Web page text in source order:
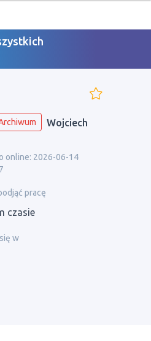
Wojciech
online: 2026-06-14
pracę
czasie
w